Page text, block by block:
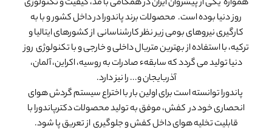
همواره یکی از پیشروان ایران در همگامی با مد، کیفیت و تکنولوژی
روز دنیا بوده است. محصولات برند پاندورا در داخل کشور و با به
کارگیری نیروهای بومی زیر نظر کارشناسانی از کشورهای ایتالیا و
ترکیه، با استفاده از بهترین متریال داخلی و خارجی و با تکنولوژی روز
دنیا تولید می گردد که سابقهء صادرات به روسیه، اکراین، آلمان،
آذربایجان و... را نیز دارد.
پاندورا توانسته است برای اولین بار با اختراع سیستم گردش هوای
انحصاری خود در کفش، موفق به تولید محصولات دکترپاندورا با
قابلیت تخلیه هوای داخل کفش و جلوگیری از تعریق پا شود.